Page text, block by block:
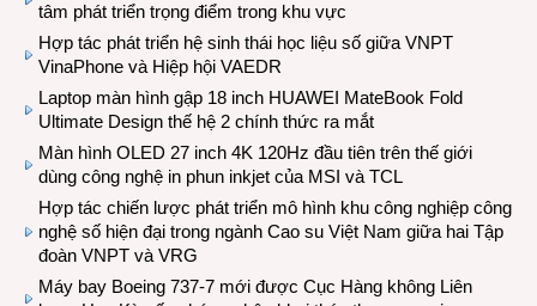
tâm phát triển trọng điểm trong khu vực
Hợp tác phát triển hệ sinh thái học liệu số giữa VNPT
VinaPhone và Hiệp hội VAEDR
Laptop màn hình gập 18 inch HUAWEI MateBook Fold
Ultimate Design thế hệ 2 chính thức ra mắt
Màn hình OLED 27 inch 4K 120Hz đầu tiên trên thế giới
dùng công nghệ in phun inkjet của MSI và TCL
Hợp tác chiến lược phát triển mô hình khu công nghiệp công
nghệ số hiện đại trong ngành Cao su Việt Nam giữa hai Tập
đoàn VNPT và VRG
Máy bay Boeing 737-7 mới được Cục Hàng không Liên